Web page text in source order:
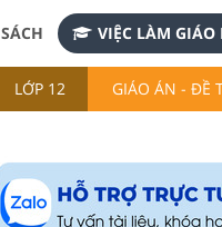
SÁCH VIỆC LÀM GIÁO
LỚP 12 GIÁO ÁN - ĐỀ